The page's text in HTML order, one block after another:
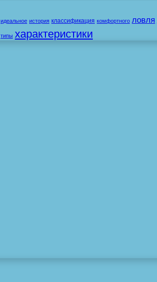
идеальное история классификация комфортного ловля
типы характеристики